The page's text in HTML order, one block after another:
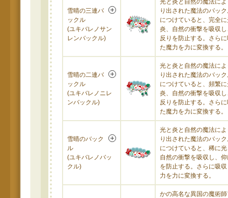
雪晴の三連バ
ックル
(ユキバレノサン
レンバックル)
光と炎と自然の魔法に
り出された魔法のバッ
につけていると、完全
炎、自然の衝撃を吸収
反りを防止する。さら
た魔力を力に変換する。
雪晴の二連バ
ックル
(ユキバレノニレ
ンバックル)
光と炎と自然の魔法に
り出された魔法のバッ
につけていると、頻繁
炎、自然の衝撃を吸収
反りを防止する。さら
た魔力を力に変換する。
雪晴のバック
ル
(ユキバレノバッ
クル)
光と炎と自然の魔法に
り出された魔法のバッ
につけていると、稀に
自然の衝撃を吸収し、
を防止する。さらに吸
力を力に変換する。
かの高名な異国の魔術